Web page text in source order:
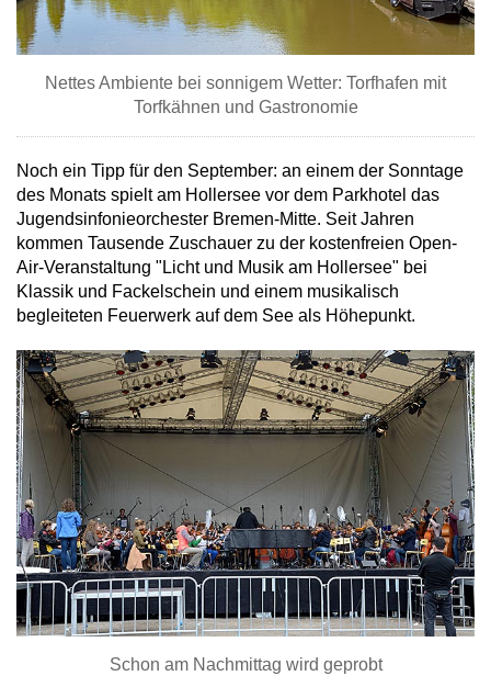
Nettes Ambiente bei sonnigem Wetter: Torfhafen mit
Torfkähnen und Gastronomie
Noch ein Tipp für den September: an einem der Sonntage
des Monats spielt am Hollersee vor dem Parkhotel das
Jugendsinfonieorchester Bremen-Mitte. Seit Jahren
kommen Tausende Zuschauer zu der kostenfreien Open-
Air-Veranstaltung "Licht und Musik am Hollersee" bei
Klassik und Fackelschein und einem musikalisch
begleiteten Feuerwerk auf dem See als Höhepunkt.
Schon am Nachmittag wird geprobt